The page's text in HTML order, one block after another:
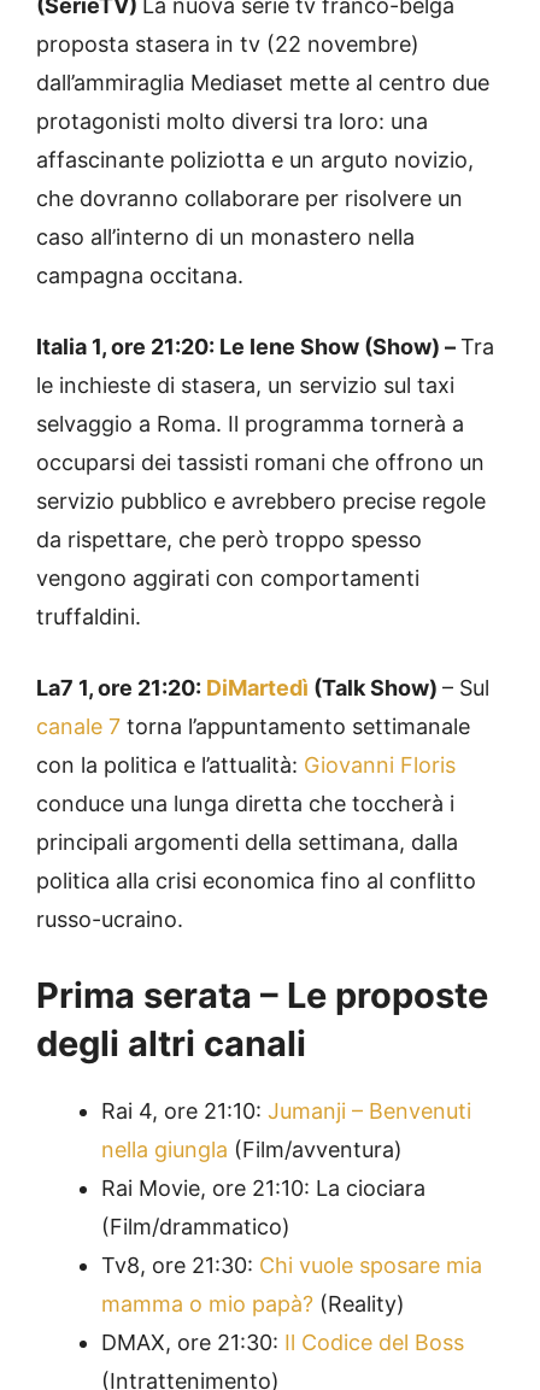
(SerieTV) La nuova serie tv franco-belga
proposta stasera in tv (22 novembre)
dall’ammiraglia Mediaset mette al centro due
protagonisti molto diversi tra loro: una
affascinante poliziotta e un arguto novizio,
che dovranno collaborare per risolvere un
caso all’interno di un monastero nella
campagna occitana.
Italia 1, ore 21:20: Le Iene Show (Show) –Tra
le inchieste di stasera, un servizio sul taxi
selvaggio a Roma. Il programma tornerà a
occuparsi dei tassisti romani che offrono un
servizio pubblico e avrebbero precise regole
da rispettare, che però troppo spesso
vengono aggirati con comportamenti
truffaldini.
La7 1, ore 21:20: DiMartedì (Talk Show) – Sul
canale 7 torna l’appuntamento settimanale
con la politica e l’attualità: Giovanni Floris
conduce una lunga diretta che toccherà i
principali argomenti della settimana, dalla
politica alla crisi economica fino al conflitto
russo-ucraino.
Prima serata – Le proposte
degli altri canali
Rai 4, ore 21:10: Jumanji – Benvenuti
nella giungla (Film/avventura)
Rai Movie, ore 21:10: La ciociara
(Film/drammatico)
Tv8, ore 21:30: Chi vuole sposare mia
mamma o mio papà? (Reality)
DMAX, ore 21:30: Il Codice del Boss
(Intrattenimento)